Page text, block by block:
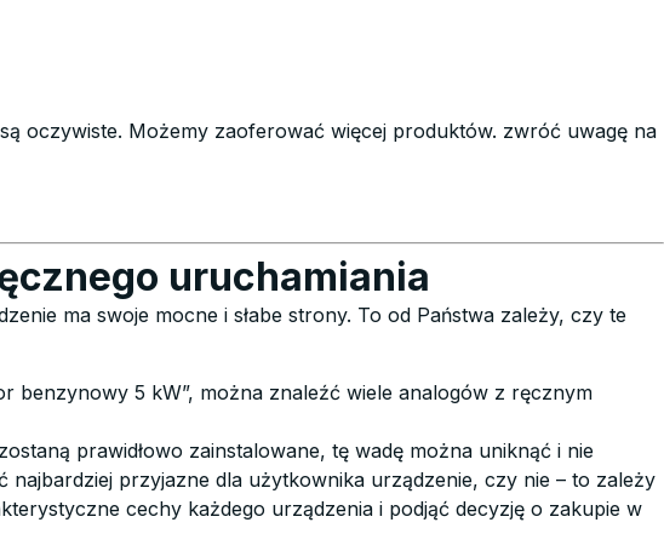
oczywiste. Możemy zaoferować więcej produktów. zwróć uwagę na
uruchamiania
ma swoje mocne i słabe strony. To od Państwa zależy, czy te
benzynowy 5 kW”, można znaleźć wiele analogów z ręcznym
prawidłowo zainstalowane, tę wadę można uniknąć i nie
przyjazne dla użytkownika urządzenie, czy nie – to zależy
cechy każdego urządzenia i podjąć decyzję o zakupie w